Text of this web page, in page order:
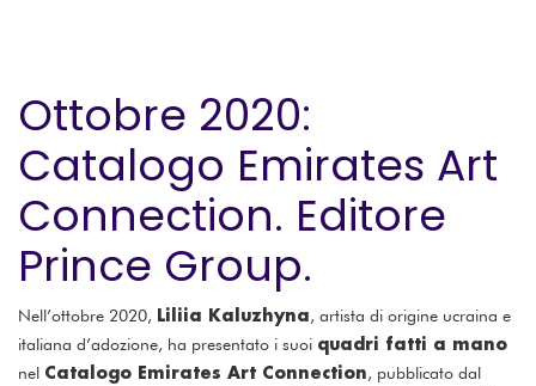
Ottobre 2020:
Catalogo Emirates Art
Connection. Editore
Prince Group.
Nell’ottobre 2020, Liliia Kaluzhyna, artista di origine ucraina e
italiana d’adozione, ha presentato i suoi quadri fatti a mano
nel Catalogo Emirates Art Connection, pubblicato dal